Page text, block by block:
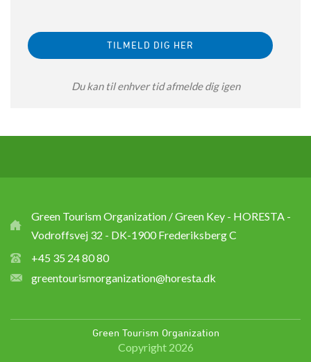
Du kan til enhver tid afmelde dig igen
Green Tourism Organization / Green Key - HORESTA -
Vodroffsvej 32 - DK-1900 Frederiksberg C
+45 35 24 80 80
greentourismorganization@horesta.dk
Green Tourism Organization
Copyright 2026